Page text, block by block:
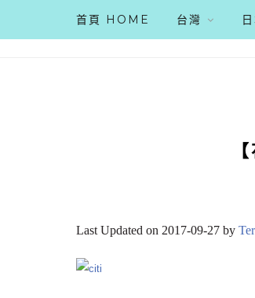
首頁 HOME 台灣
Last Updated on 2017-09-27 by